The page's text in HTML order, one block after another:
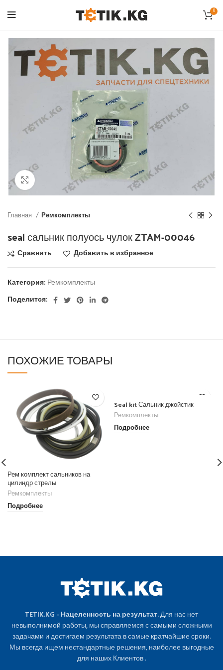
0
Click to enlarge
Главная Ремкомплекты
seal сальник полуось чулок ZTAM-00046
Сравнить Добавить в избранное
Категория: Ремкомплекты
Поделится:
ПОХОЖИЕ ТОВАРЫ
Рем комплект сальников на
цилиндр стрелы
Ремкомплекты
Подробнее
Seal kit Сальник джойстик
Ремкомплекты
Подробнее
TETIK.KG - Нацеленность на результат.Для нас нет
невыполнимой работы, мы справляемся с самыми сложными
задачами и достигаем результата в самые кратчайшие сроки.
Мы всегда ищем нестандартные решения, наиболее выгодные
для наших Клиентов .